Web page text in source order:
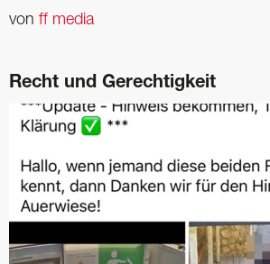
von ff media
Recht und Gerechtigkeit